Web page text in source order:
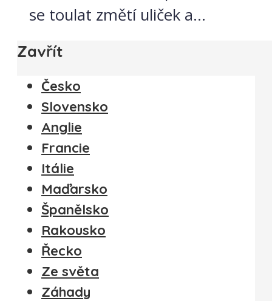
se toulat změtí uliček a...
Zavřít
Česko
Slovensko
Anglie
Francie
Itálie
Maďarsko
Španělsko
Rakousko
Řecko
Ze světa
Záhady